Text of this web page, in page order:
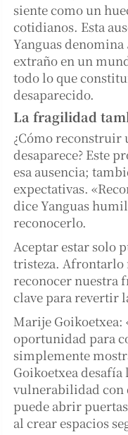
siente como un
cotidianos. Esta
Yanguas denomina
extraño en un
todo lo que
desaparecido.
La fragilidad
¿Cómo reconstruir
desaparece? Este
esa ausencia;
expectativas.
dice Yanguas
reconocerlo.
Aceptar estar solo
tristeza. Afrontarlo
reconocer nuestra
clave para revertir
Marije Goikoetxea:
oportunidad para
simplemente
Goikoetxea
vulnerabilidad
puede abrir
al crear espacios